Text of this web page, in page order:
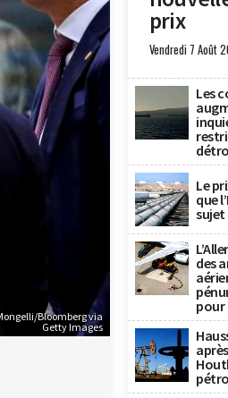
Bloomberg via
Getty Images
prix
Vendredi 7 Août
Les
Le
que
sujet
des
pour